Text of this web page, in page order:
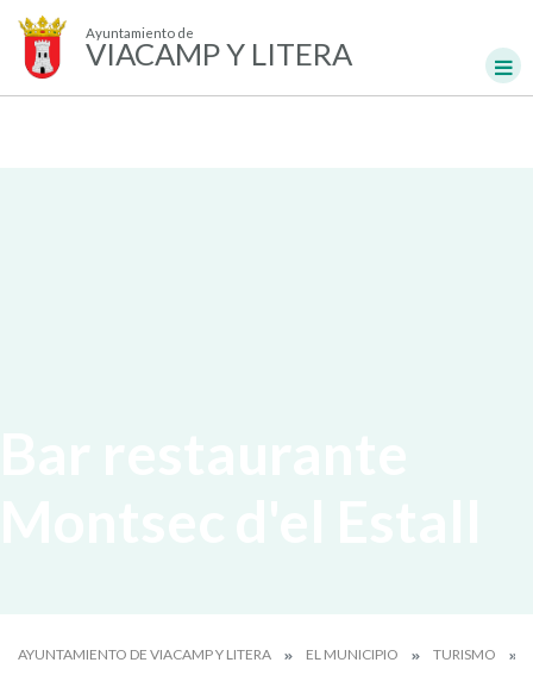
Ayuntamiento de
VIACAMP Y LITERA
AYUNTAMIENTO DE VIACAMP Y LITERA EL MUNICIPIO TURISMO